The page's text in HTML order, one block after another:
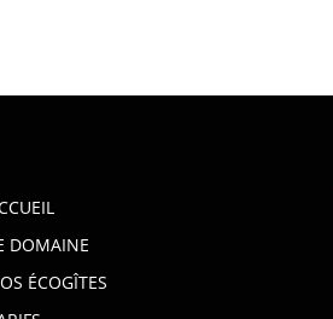
DOMAINE
ÉCOGÎTES